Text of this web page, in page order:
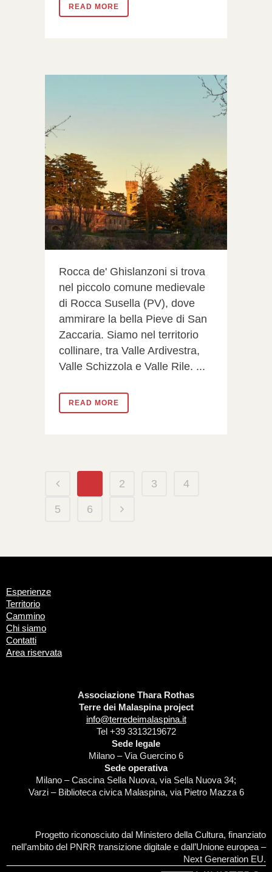
READ MORE
Rocca de' Ghislanzoni si trova
nel piccolo comune medievale
di Rocca Susella (PV), dove
ammirare la bella Pieve di San
Zaccaria. Siamo nel territorio
collinare, tra Valle Ardivestra,
Valle Schizzola e Valle Rile. ...
READ MORE
2 3 4
5 6
Esperienze
Territorio
Cammino
Chi siamo
Contatti
Area riservata
Associazione Thara Rothas
Terre dei Malaspina project
info@terredeimalaspina.it
Tel +39 3313219672
Sede legale
Milano – Via Guercino 6
Sede operativa
Milano – Cascina Sella Nuova, via Sella Nuova 34;
Varzi – Biblioteca civica Malaspina, via Pietro Mazza 6
Progetto riconosciuto dal Ministero della Cultura, finanziato
nell’ambito del PNRR transizione digitale e dall’Unione europea –
Next Generation EU.